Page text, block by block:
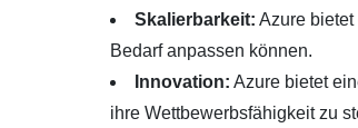
Skalierbarkeit: Azure
Bedarf anpassen können.
Innovation: Azure bietet
ihre Wettbewerbsfähigkeit zu